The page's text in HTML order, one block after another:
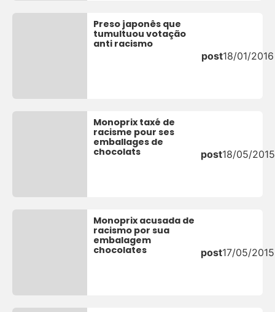
Preso japonês que
tumultuou votação
anti racismo
post18/01/2016
Monoprix taxé de
racisme pour ses
emballages de
chocolats
post18/05/2015
Monoprix acusada de
racismo por sua
embalagem
chocolates
post17/05/2015